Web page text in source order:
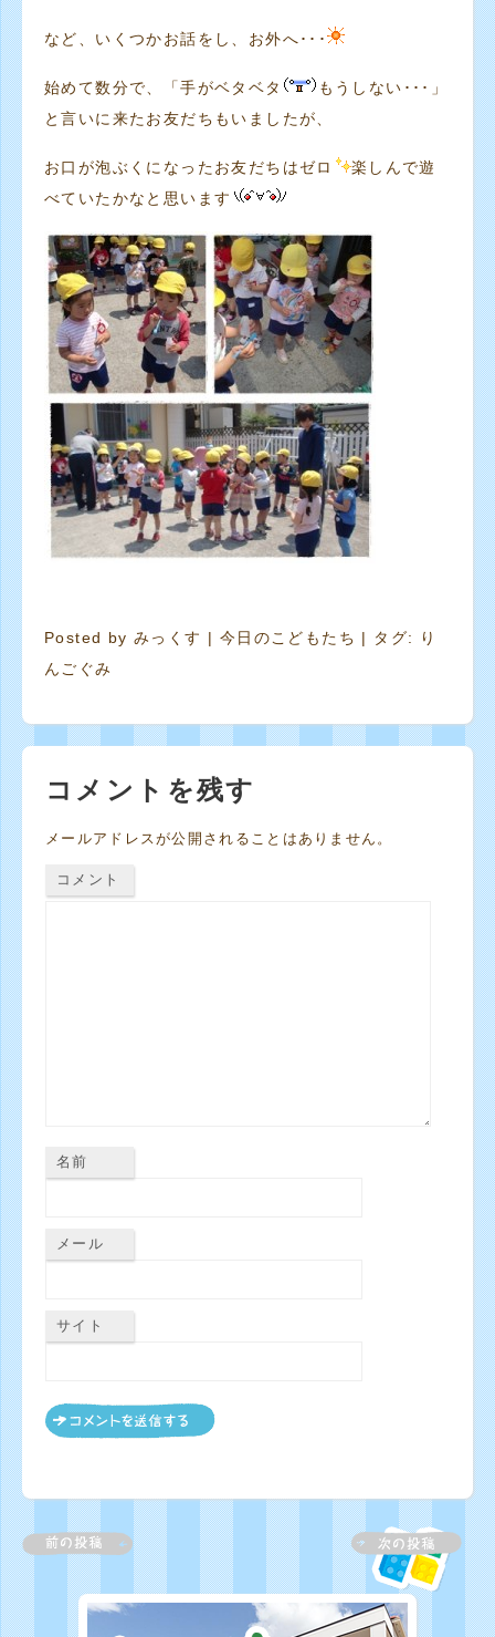
など、いくつかお話をし、お外へ･･･
始めて数分で、「手がベタベタ
もうしない･･･」
と言いに来たお友だちもいましたが、
お口が泡ぶくになったお友だちはゼロ
楽しんで遊
べていたかなと思います
Posted byみっくす | 今日のこどもたち | タグ:
り
んごぐみ
コメントを残す
メールアドレスが公開されることはありません。
コメント
名前
メール
サイト